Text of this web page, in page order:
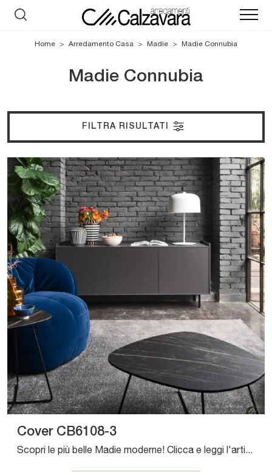
Home > Arredamento Casa > Madie > Madie Connubia
Madie Connubia
FILTRA RISULTATI
Cover CB6108-3
Scopri le più belle Madie moderne! Clicca e leggi l'articolo: mobile soggiorno Cover CB6108-3 in laccato opaco, soluzione pratica e sofisticata.